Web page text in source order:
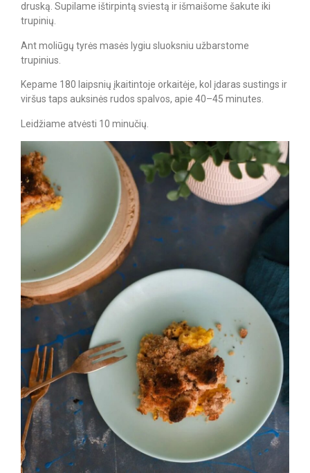
druską. Supilame ištirpintą sviestą ir išmaišome šakute iki
trupinių.
Ant moliūgų tyrės masės lygiu sluoksniu užbarstome
trupinius.
Kepame 180 laipsnių įkaitintoje orkaitėje, kol įdaras sustings ir
viršus taps auksinės rudos spalvos, apie 40–45 minutes.
Leidžiame atvėsti 10 minučių.